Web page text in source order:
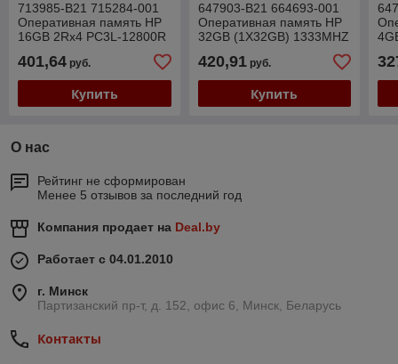
713985-B21 715284-001
Оперативная память HP
16GB 2Rx4 PC3L-12800R
401,64 руб.
Купить
647903-B21 664693-001
Оперативная память HP
32GB (1X32GB) 1333MHZ
BUFFERED 4Rx4 LV
420,91руб.
Купить
О нас
Рейтинг не сформирован
Менее 5 отзывов за последний год
Компания продает на Deal.by
Работает с 04.01.2010
г. Минск
Партизанский пр-т, д. 152, офис 6, Минск, Беларусь
Контакты